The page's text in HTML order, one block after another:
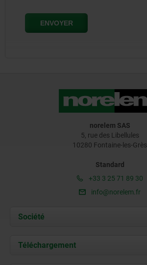
norelem SAS
5, rue des Libellules
10280 Fontaine-les-Grès
Standard
+33 3 25 71 89 30
info@norelem.fr
Société
À propos de nous
Téléchargement